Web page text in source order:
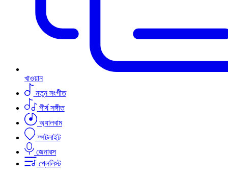
খাওয়ান
নতুন সংগীত
শীর্ষ সঙ্গীত
অ্যালবাম
স্পটলাইট
জেনারস
প্লেলিস্ট